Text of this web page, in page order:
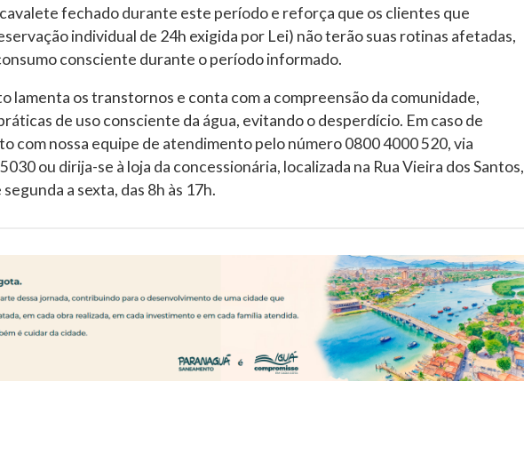
fechado durante este período e reforça que os clientes que
individual de 24h exigida por Lei) não terão suas rotinas afetadas,
consciente durante o período informado.
lamenta os transtornos e conta com a compreensão da comunidade,
de uso consciente da água, evitando o desperdício. Em caso de
com nossa equipe de atendimento pelo número 0800 4000 520, via
ou dirija-se à loja da concessionária, localizada na Rua Vieira dos Santos,
a sexta, das 8h às 17h.